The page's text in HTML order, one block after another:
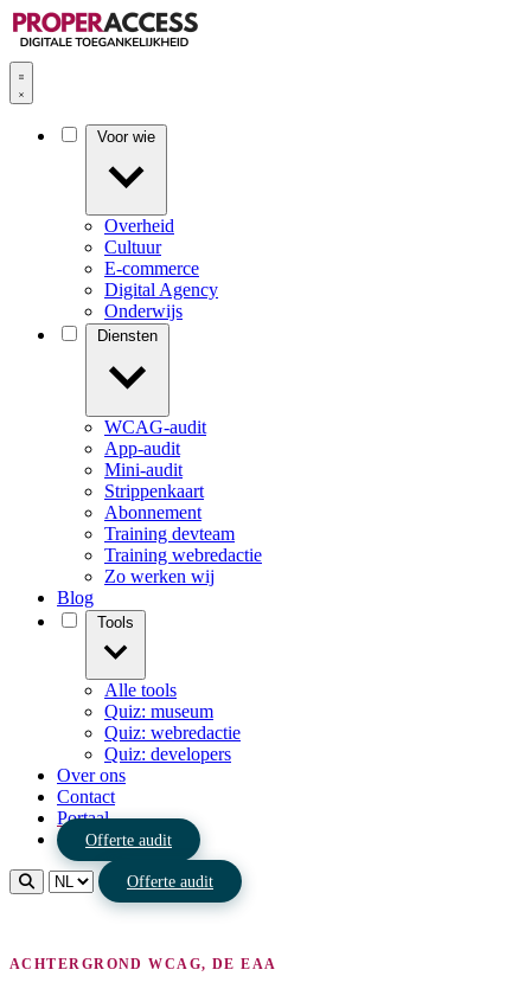
Overheid
Cultuur
E-commerce
Digital Agency
Onderwijs
WCAG-audit
App-audit
Mini-audit
Strippenkaart
Abonnement
Training devteam
Training webredactie
Zo werken wij
Blog
Alle tools
Quiz: museum
Quiz: webredactie
Quiz: developers
Over ons
Contact
Portaal
Offerte audit
Offerte audit
ACHTERGROND WCAG, DE EAA